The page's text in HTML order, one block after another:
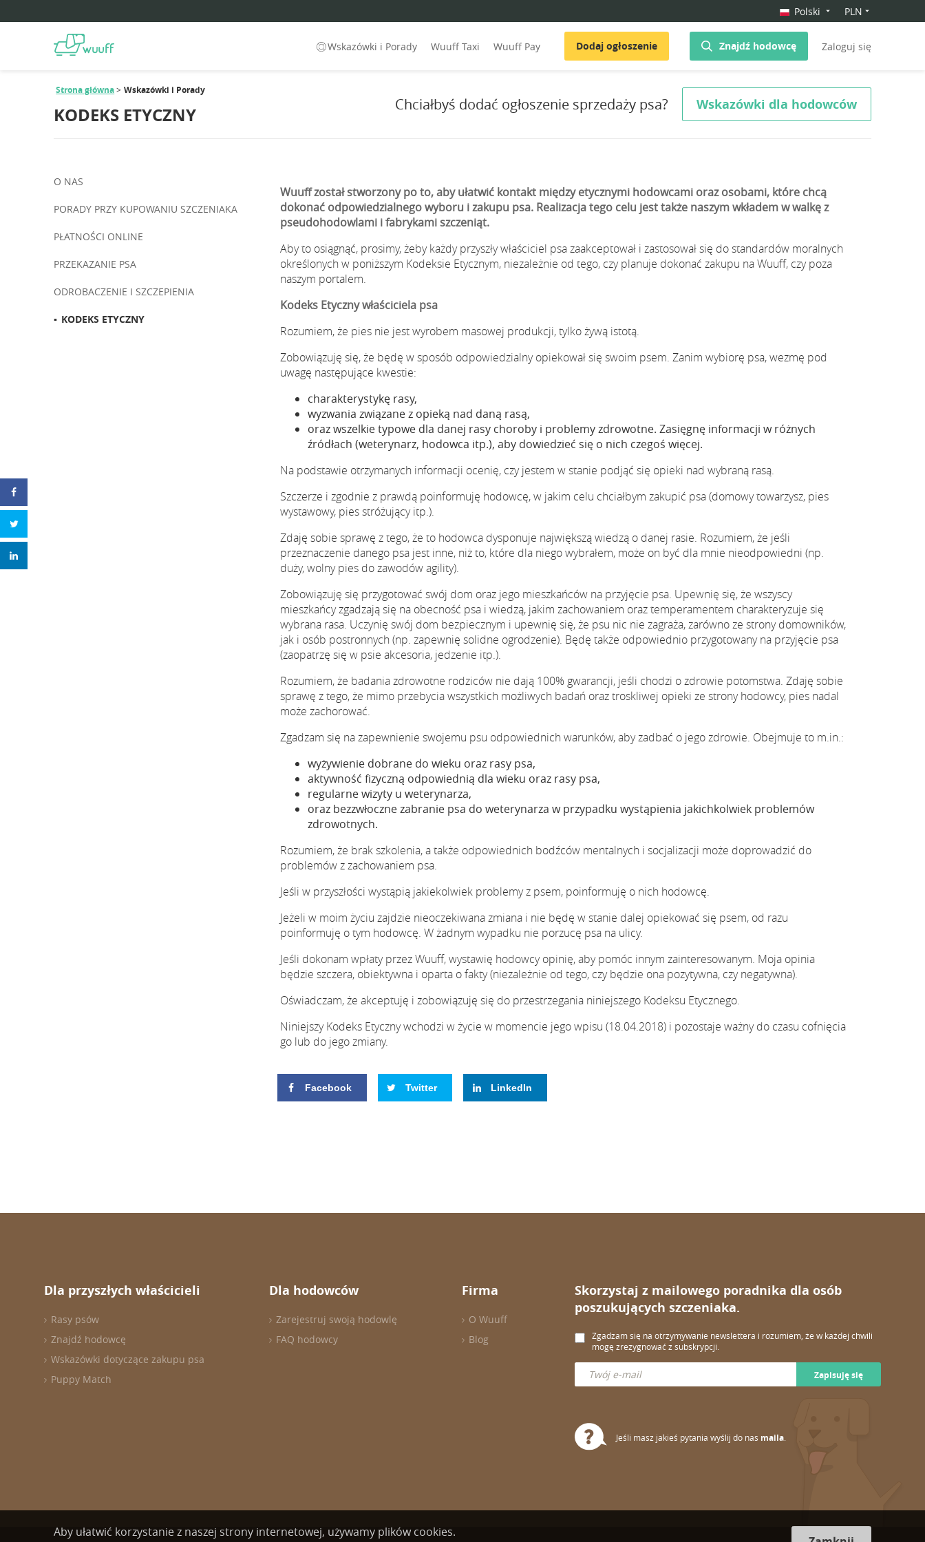
Polski PLN
Wskazówki i Porady Wuuff Taxi Wuuff Pay Dodaj ogłoszenie Znajdź hodowcę Zaloguj się
Strona główna Wskazówki i Porady
KODEKS ETYCZNY Chciałbyś dodać ogłoszenie sprzedaży psa? Wskazówki dla hodowców
O NAS
PORADY PRZY KUPOWANIU SZCZENIAKA
PŁATNOŚCI ONLINE
PRZEKAZANIE PSA
ODROBACZENIE I SZCZEPIENIA
KODEKS ETYCZNY
Wuuff został stworzony po to, aby ułatwić kontakt między etycznymi hodowcami oraz osobami, które chcą
dokonać odpowiedzialnego wyboru i zakupu psa. Realizacja tego celu jest także naszym wkładem w walkę z
pseudohodowlami i fabrykami szczeniąt.
Aby to osiągnąć, prosimy, żeby każdy przyszły właściciel psa zaakceptował i zastosował się do standardów moralnych
określonych w poniższym Kodeksie Etycznym, niezależnie od tego, czy planuje dokonać zakupu na Wuuff, czy poza
naszym portalem.
Kodeks Etyczny właściciela psa
Rozumiem, że pies nie jest wyrobem masowej produkcji, tylko żywą istotą.
Zobowiązuję się, że będę w sposób odpowiedzialny opiekował się swoim psem. Zanim wybiorę psa, wezmę pod
uwagę następujące kwestie:
charakterystykę rasy,
wyzwania związane z opieką nad daną rasą,
oraz wszelkie typowe dla danej rasy choroby i problemy zdrowotne. Zasięgnę informacji w różnych
źródłach (weterynarz, hodowca itp.), aby dowiedzieć się o nich czegoś więcej.
Na podstawie otrzymanych informacji ocenię, czy jestem w stanie podjąć się opieki nad wybraną rasą.
Szczerze i zgodnie z prawdą poinformuję hodowcę, w jakim celu chciałbym zakupić psa (domowy towarzysz, pies
wystawowy, pies stróżujący itp.).
Zdaję sobie sprawę z tego, że to hodowca dysponuje największą wiedzą o danej rasie. Rozumiem, że jeśli
przeznaczenie danego psa jest inne, niż to, które dla niego wybrałem, może on być dla mnie nieodpowiedni (np.
duży, wolny pies do zawodów agility).
Zobowiązuję się przygotować swój dom oraz jego mieszkańców na przyjęcie psa. Upewnię się, że wszyscy
mieszkańcy zgadzają się na obecność psa i wiedzą, jakim zachowaniem oraz temperamentem charakteryzuje się
wybrana rasa. Uczynię swój dom bezpiecznym i upewnię się, że psu nic nie zagraża, zarówno ze strony domowników,
jak i osób postronnych (np. zapewnię solidne ogrodzenie). Będę także odpowiednio przygotowany na przyjęcie psa
(zaopatrzę się w psie akcesoria, jedzenie itp.).
Rozumiem, że badania zdrowotne rodziców nie dają 100% gwarancji, jeśli chodzi o zdrowie potomstwa. Zdaję sobie
sprawę z tego, że mimo przebycia wszystkich możliwych badań oraz troskliwej opieki ze strony hodowcy, pies nadal
może zachorować.
Zgadzam się na zapewnienie swojemu psu odpowiednich warunków, aby zadbać o jego zdrowie. Obejmuje to m.in.:
wyżywienie dobrane do wieku oraz rasy psa,
aktywność fizyczną odpowiednią dla wieku oraz rasy psa,
regularne wizyty u weterynarza,
oraz bezzwłoczne zabranie psa do weterynarza w przypadku wystąpienia jakichkolwiek problemów
zdrowotnych.
Rozumiem, że brak szkolenia, a także odpowiednich bodźców mentalnych i socjalizacji może doprowadzić do
problemów z zachowaniem psa.
Jeśli w przyszłości wystąpią jakiekolwiek problemy z psem, poinformuję o nich hodowcę.
Jeżeli w moim życiu zajdzie nieoczekiwana zmiana i nie będę w stanie dalej opiekować się psem, od razu
poinformuję o tym hodowcę. W żadnym wypadku nie porzucę psa na ulicy.
Jeśli dokonam wpłaty przez Wuuff, wystawię hodowcy opinię, aby pomóc innym zainteresowanym. Moja opinia
będzie szczera, obiektywna i oparta o fakty (niezależnie od tego, czy będzie ona pozytywna, czy negatywna).
Oświadczam, że akceptuję i zobowiązuję się do przestrzegania niniejszego Kodeksu Etycznego.
Niniejszy Kodeks Etyczny wchodzi w życie w momencie jego wpisu (18.04.2018) i pozostaje ważny do czasu cofnięcia
go lub do jego zmiany.
Facebook Twitter LinkedIn
Dla przyszłych właścicieli
Rasy psów
Znajdź hodowcę
Wskazówki dotyczące zakupu psa
Puppy Match
Dla hodowców
Zarejestruj swoją hodowlę
FAQ hodowcy
Firma
O Wuuff
Blog
Skorzystaj z mailowego poradnika dla osób
poszukujących szczeniaka.
Zgadzam się na otrzymywanie newslettera i rozumiem, że w każdej chwili
mogę zrezygnować z subskrypcji.
Zapisuję się
Jeśli masz jakieś pytania wyślij do nas maila.
Aby ułatwić korzystanie z naszej strony internetowej, używamy plików cookies.